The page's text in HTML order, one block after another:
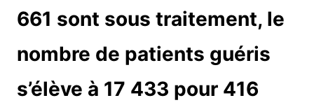
661 sont sous traitement, le
nombre de patients guéris
s’élève à 17 433 pour 416